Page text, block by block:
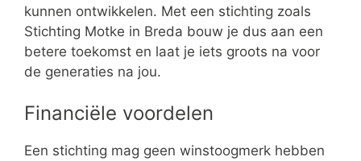
kunnen ontwikkelen. Met een stichting zoals
Stichting Motke in Breda bouw je dus aan een
betere toekomst en laat je iets groots na voor
de generaties na jou.
Financiële voordelen
Een stichting mag geen winstoogmerk hebben